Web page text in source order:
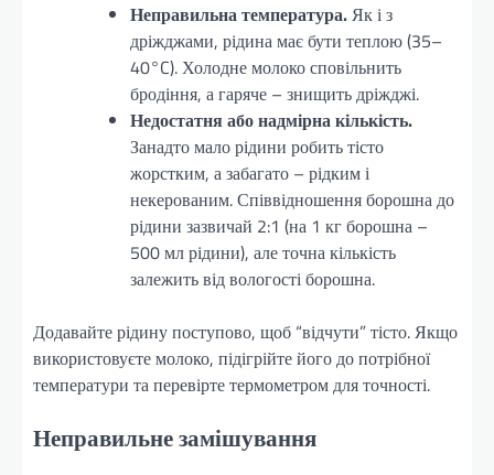
Неправильна температура.Як і з
дріжджами, рідина має бути теплою (35–
40°C). Холодне молоко сповільнить
бродіння, а гаряче – знищить дріжджі.
Недостатня або надмірна кількість.
Занадто мало рідини робить тісто
жорстким, а забагато – рідким і
некерованим. Співвідношення борошна до
рідини зазвичай 2:1 (на 1 кг борошна –
500 мл рідини), але точна кількість
залежить від вологості борошна.
Додавайте рідину поступово, щоб “відчути” тісто. Якщо
використовуєте молоко, підігрійте його до потрібної
температури та перевірте термометром для точності.
Неправильне замішування